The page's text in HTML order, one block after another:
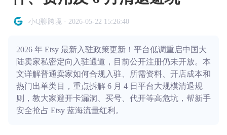
小Q聊跨境 · 2026-05-22 15:26:40
2026 年 Etsy 最新入驻政策更新！平台低调重启中国大
陆卖家私密定向入驻通道，目前公开注册仍未开放。本
文详解普通卖家如何合规入驻、所需资料、开店成本和
热门出单类目，重点拆解 6 月 4 日平台大规模清退规
则，教大家避开卡漏洞、买号、代开等高危坑，帮新手
安全抢占 Etsy 蓝海流量红利。